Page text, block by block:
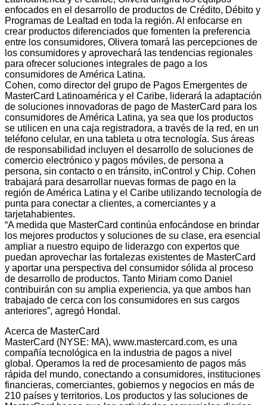
enfocados en el desarrollo de productos de Crédito, Débito y
Programas de Lealtad en toda la región. Al enfocarse en
crear productos diferenciados que fomenten la preferencia
entre los consumidores, Olivera tomará las percepciones de
los consumidores y aprovechará las tendencias regionales
para ofrecer soluciones integrales de pago a los
consumidores de América Latina.
Cohen, como director del grupo de Pagos Emergentes de
MasterCard Latinoamérica y el Caribe, liderará la adaptación
de soluciones innovadoras de pago de MasterCard para los
consumidores de América Latina, ya sea que los productos
se utilicen en una caja registradora, a través de la red, en un
teléfono celular, en una tableta u otra tecnología. Sus áreas
de responsabilidad incluyen el desarrollo de soluciones de
comercio electrónico y pagos móviles, de persona a
persona, sin contacto o en tránsito, inControl y Chip. Cohen
trabajará para desarrollar nuevas formas de pago en la
región de América Latina y el Caribe utilizando tecnología de
punta para conectar a clientes, a comerciantes y a
tarjetahabientes.
“A medida que MasterCard continúa enfocándose en brindar
los mejores productos y soluciones de su clase, era esencial
ampliar a nuestro equipo de liderazgo con expertos que
puedan aprovechar las fortalezas existentes de MasterCard
y aportar una perspectiva del consumidor sólida al proceso
de desarrollo de productos. Tanto Miriam como Daniel
contribuirán con su amplia experiencia, ya que ambos han
trabajado de cerca con los consumidores en sus cargos
anteriores”, agregó Hondal.
Acerca de MasterCard
MasterCard (NYSE: MA), www.mastercard.com, es una
compañía tecnológica en la industria de pagos a nivel
global. Operamos la red de procesamiento de pagos más
rápida del mundo, conectando a consumidores, instituciones
financieras, comerciantes, gobiernos y negocios en más de
210 países y territorios. Los productos y las soluciones de